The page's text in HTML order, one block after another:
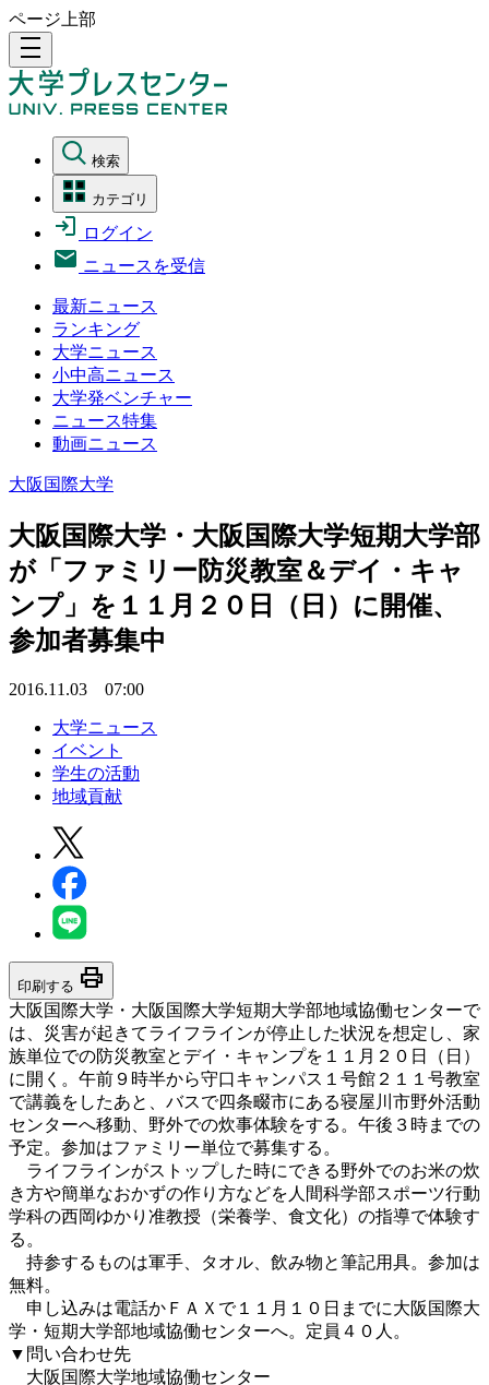
ページ上部
density_medium
検索
カテゴリ
ログイン
ニュースを受信
最新ニュース
ランキング
大学ニュース
小中高ニュース
大学発ベンチャー
ニュース特集
動画ニュース
大阪国際大学
大阪国際大学・大阪国際大学短期大学部
が「ファミリー防災教室＆デイ・キャ
ンプ」を１１月２０日（日）に開催、
参加者募集中
2016.11.03 07:00
大学ニュース
イベント
学生の活動
地域貢献
印刷する print
大阪国際大学・大阪国際大学短期大学部地域協働センターで
は、災害が起きてライフラインが停止した状況を想定し、家
族単位での防災教室とデイ・キャンプを１１月２０日（日）
に開く。午前９時半から守口キャンパス１号館２１１号教室
で講義をしたあと、バスで四条畷市にある寝屋川市野外活動
センターへ移動、野外での炊事体験をする。午後３時までの
予定。参加はファミリー単位で募集する。
ライフラインがストップした時にできる野外でのお米の炊
き方や簡単なおかずの作り方などを人間科学部スポーツ行動
学科の西岡ゆかり准教授（栄養学、食文化）の指導で体験す
る。
持参するものは軍手、タオル、飲み物と筆記用具。参加は
無料。
申し込みは電話かＦＡＸで１１月１０日までに大阪国際大
学・短期大学部地域協働センターへ。定員４０人。
▼問い合わせ先
大阪国際大学地域協働センター